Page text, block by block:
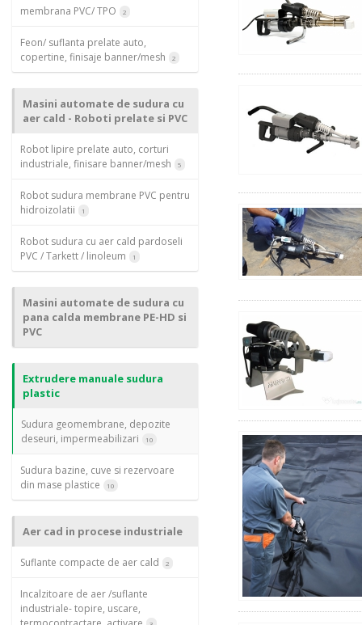
membrana PVC/ TPO
2
Feon/ suflanta prelate auto,
copertine, finisaje banner/mesh
2
Masini automate de sudura cu
aer cald - Roboti prelate si PVC
Robot lipire prelate auto, corturi
industriale, finisare banner/mesh
5
Robot sudura membrane PVC pentru
hidroizolatii
1
Robot sudura cu aer cald pardoseli
PVC / Tarkett / linoleum
1
Masini automate de sudura cu
pana calda membrane PE-HD si
PVC
Extrudere manuale sudura
plastic
Sudura geomembrane, depozite
deseuri, impermeabilizari
10
Sudura bazine, cuve si rezervoare
din mase plastice
10
Aer cad in procese industriale
Suflante compacte de aer cald 2
Incalzitoare de aer /suflante
industriale- topire, uscare,